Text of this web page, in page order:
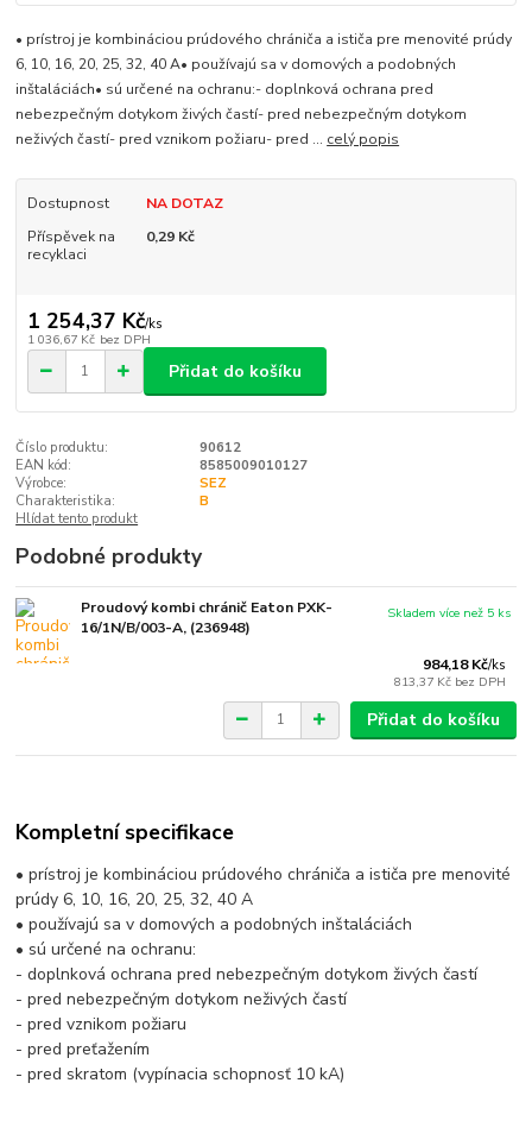
• prístroj je kombináciou prúdového chrániča a ističa pre menovité prúdy
6, 10, 16, 20, 25, 32, 40 A• používajú sa v domových a podobných
inštaláciách• sú určené na ochranu:- doplnková ochrana pred
nebezpečným dotykom živých častí- pred nebezpečným dotykom
neživých častí- pred vznikom požiaru- pred ... celý popis
Dostupnost
NA DOTAZ
Příspěvek na
recyklaci
0,29 Kč
1 254,37 Kč/ks
1 036,67 Kč bez DPH
Přidat do košíku
Číslo produktu:
90612
EAN kód:
8585009010127
Výrobce:
SEZ
Charakteristika:
B
Hlídat tento produkt
Podobné produkty
Proudový kombi chránič Eaton PXK-
16/1N/B/003-A, (236948)
984,18 Kč/ks
813,37 Kč bez DPH
Skladem více než 5 ks
Přidat do košíku
Kompletní specifikace
• prístroj je kombináciou prúdového chrániča a ističa pre menovité
prúdy 6, 10, 16, 20, 25, 32, 40 A
• používajú sa v domových a podobných inštaláciách
• sú určené na ochranu:
- doplnková ochrana pred nebezpečným dotykom živých častí
- pred nebezpečným dotykom neživých častí
- pred vznikom požiaru
- pred preťažením
- pred skratom (vypínacia schopnosť 10 kA)